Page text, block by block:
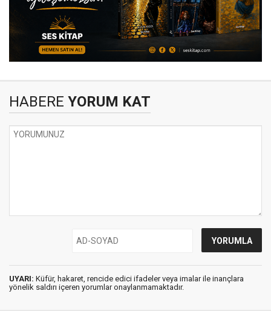
HABERE YORUM KAT
UYARI: Küfür, hakaret, rencide edici ifadeler veya imalar ile inançlara
yönelik saldırı içeren yorumlar onaylanmamaktadır.